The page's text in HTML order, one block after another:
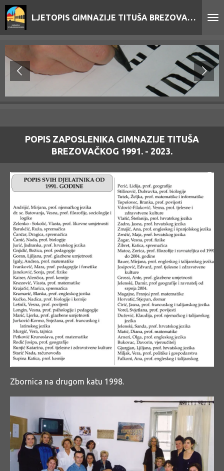
Skip
to
LJETOPIS GIMNAZIJE TITUŠA BREZOVAČKOG
POPIS ZAPOSLENIKA GIMNAZIJE TITUŠA
BREZOVAČKOG 1991. - 2023.
Zbornica na drugom katu 1998.